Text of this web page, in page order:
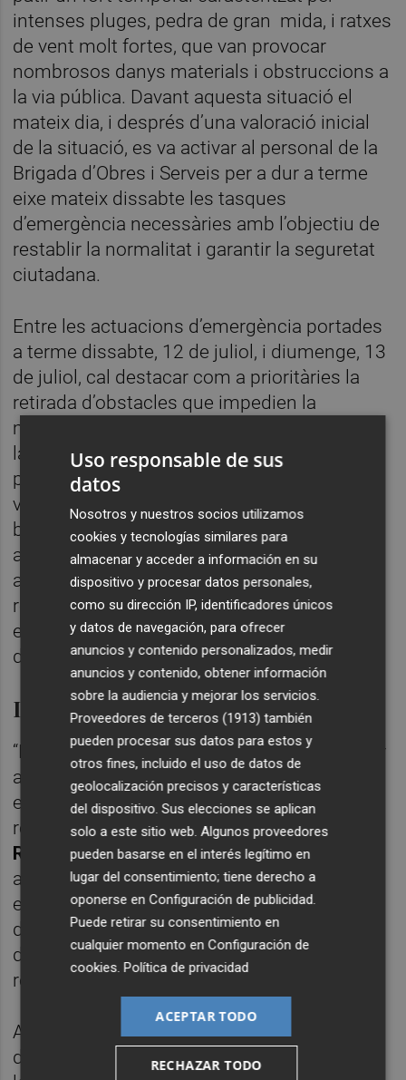
intenses pluges, pedra de gran mida, i ratxes
de vent molt fortes, que van provocar
nombrosos danys materials i obstruccions a
la via pública. Davant aquesta situació el
mateix dia, i després d’una valoració inicial
de la situació, es va activar al personal de la
Brigada d’Obres i Serveis per a dur a terme
eixe mateix dissabte les tasques
d’emergència necessàries amb l’objectiu de
restablir la normalitat i garantir la seguretat
ciutadana.
Entre les actuacions d’emergència portades
a terme dissabte, 12 de juliol, i diumenge, 13
de juliol, cal destacar com a prioritàries la
retirada d’obstacles que impedien la
mobilitat de persones i de vehicles, així com
la senyalització i abalisament de les zones
perilloses. Altres actuacions immediates
varen ser la retirada d’arbres caiguts i
branques trencades; recollida d’objectes
arrastrats pel vent; senyalització de riscs i
abalisament de zones perilloses; reposició i
retirada de mobiliari urbà danyat; neteja d’
embossaments d’embornals; o la retirada
d’animals morts.
Intervencions
“Les primeres intervencions es varen centrar
a assegurar accessos i garantir la mobilitat
en tot el terme municipal”, comenta el
regidor de la Brigada d’Obres i Serveis,
Ramón Lucas. Així mateix, una vegada
assegurats els principals accessos i
eliminades les situacions de major risc, els
dies posteriors es va prosseguir amb
diferents tasques de neteja i retirada de
restes vegetals i materials.
Amb tot, des de la regidoria de Brigada
d’Obres i Serveis s’assenyala que “gràcies a
Uso responsable de sus
datos
Nosotros y nuestros socios utilizamos
cookies y tecnologías similares para
almacenar y acceder a información en su
dispositivo y procesar datos personales,
como su dirección IP, identificadores únicos
y datos de navegación, para ofrecer
anuncios y contenido personalizados, medir
anuncios y contenido, obtener información
sobre la audiencia y mejorar los servicios.
Proveedores de terceros (1913) también
pueden procesar sus datos para estos y
otros fines, incluido el uso de datos de
geolocalización precisos y características
del dispositivo. Sus elecciones se aplican
solo a este sitio web. Algunos proveedores
pueden basarse en el interés legítimo en
lugar del consentimiento; tiene derecho a
oponerse enConfiguración de publicidad.
Puede retirar su consentimiento en
cualquier momento enConfiguración de
cookies.Política de privacidad
ACEPTAR TODO
RECHAZAR TODO